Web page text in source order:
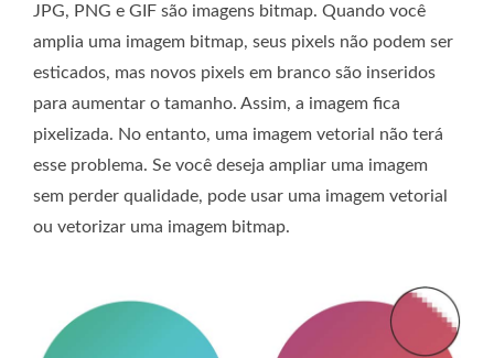
JPG, PNG e GIF são imagens bitmap. Quando você
amplia uma imagem bitmap, seus pixels não podem ser
esticados, mas novos pixels em branco são inseridos
para aumentar o tamanho. Assim, a imagem fica
pixelizada. No entanto, uma imagem vetorial não terá
esse problema. Se você deseja ampliar uma imagem
sem perder qualidade, pode usar uma imagem vetorial
ou vetorizar uma imagem bitmap.